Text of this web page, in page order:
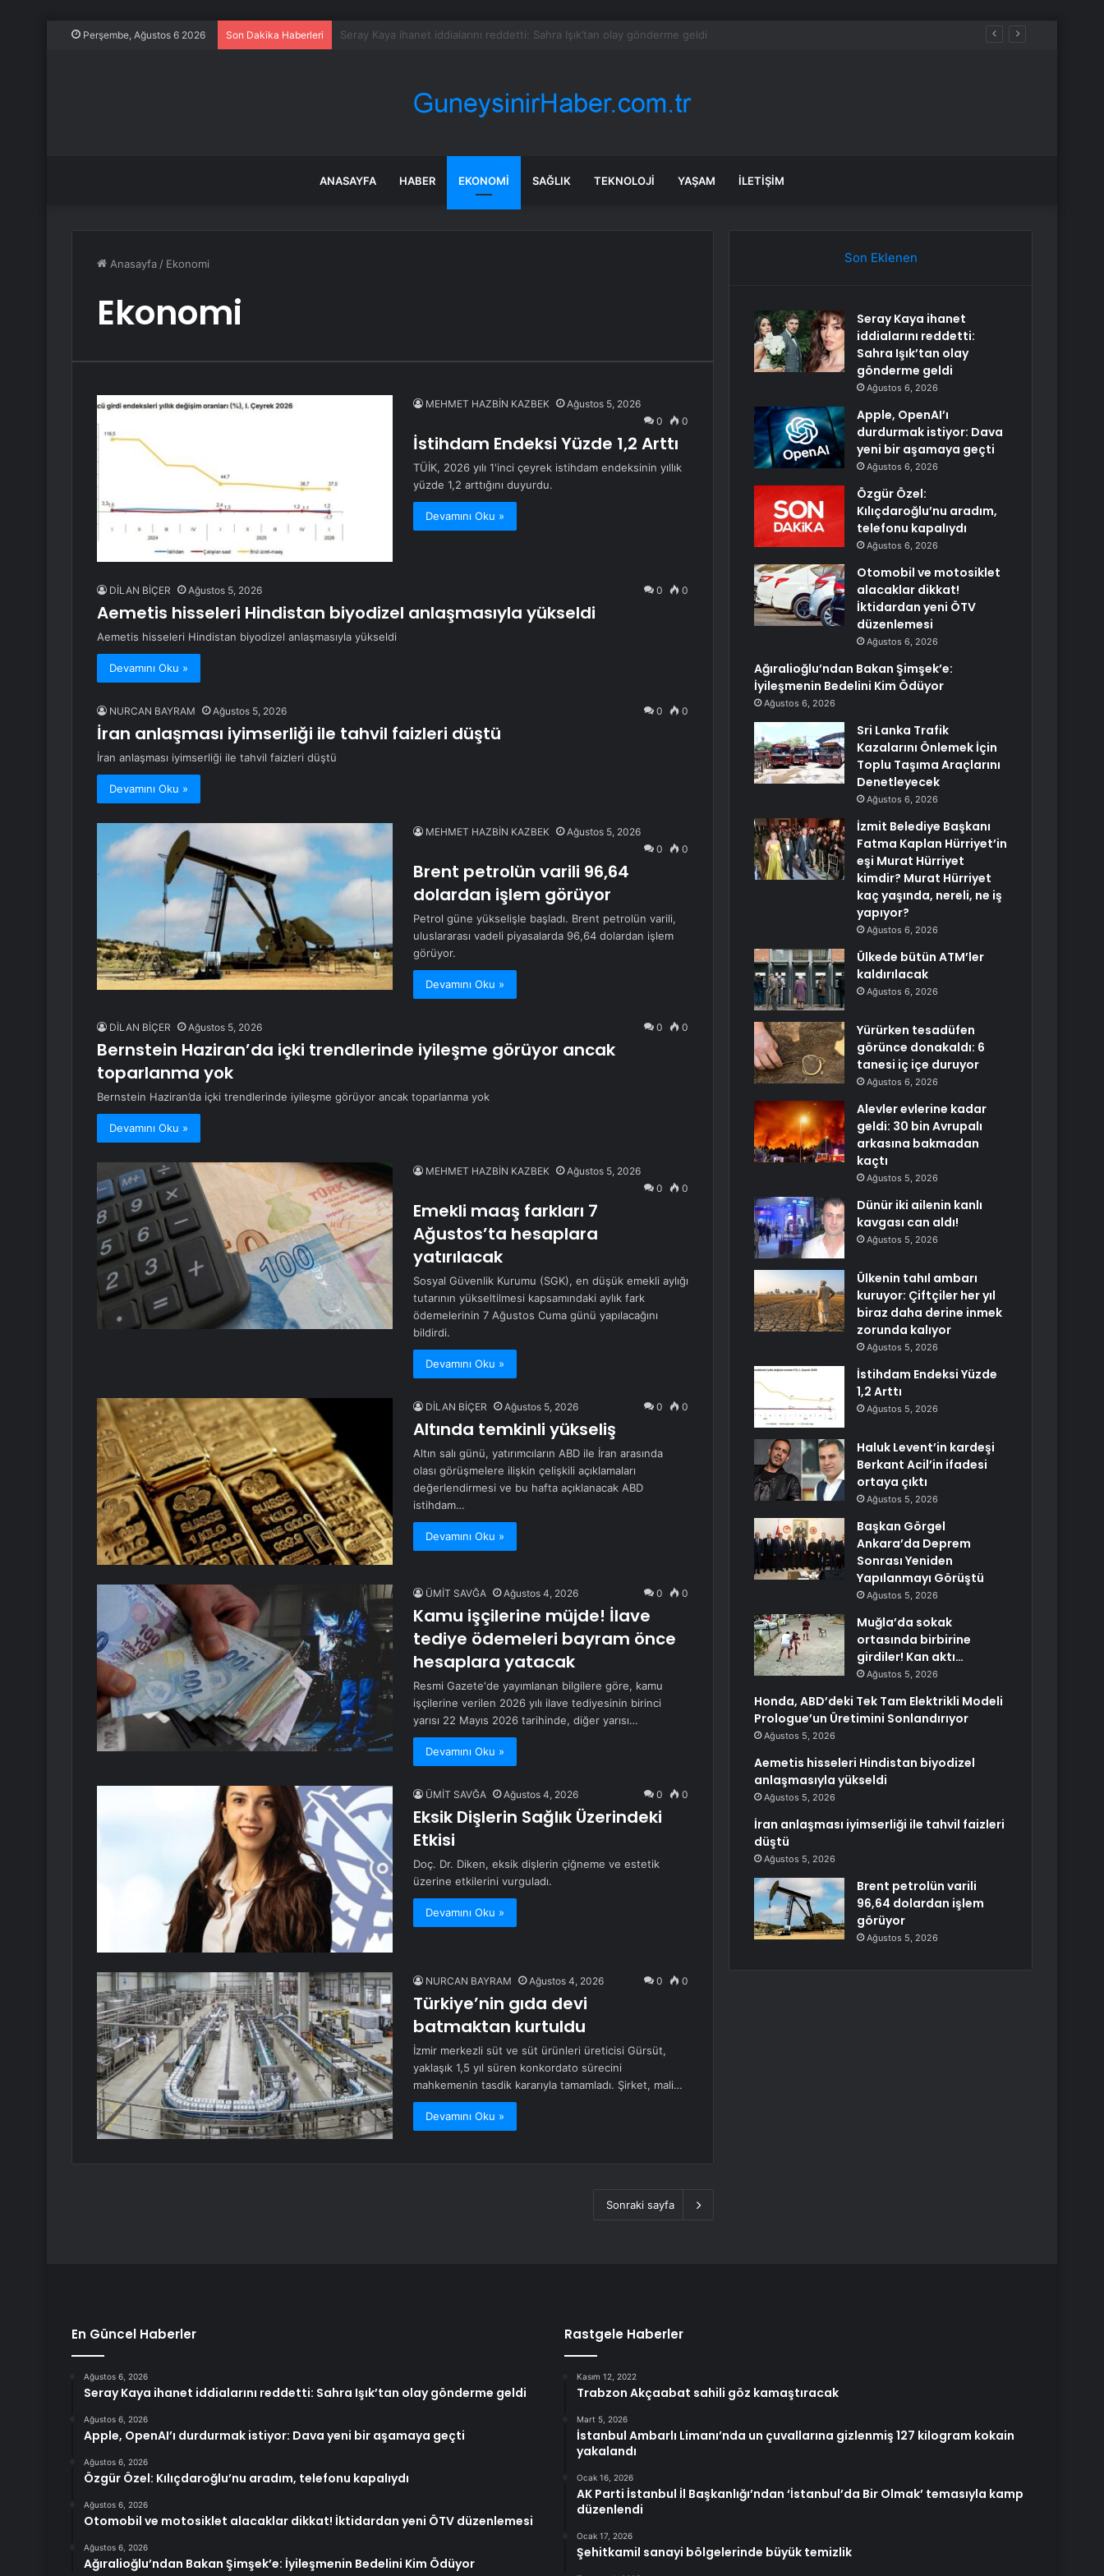
Perşembe, Ağustos 6 2026 Son Dakika Haberleri Apple, OpenAI’ı durdurmak istiyor: Dava yeni bir aşamaya geçti
ANASAYFA HABER EKONOMI SAĞLIK TEKNOLOJI YAŞAM İLETIŞIM
Anasayfa / Ekonomi
Ekonomi
MEHMET HAZBİN KAZBEK
Ağustos 5, 2026
0
0
İstihdam Endeksi Yüzde 1,2 Arttı
TÜİK, 2026 yılı 1'inci çeyrek istihdam endeksinin yıllık
yüzde 1,2 arttığını duyurdu.
Devamını Oku »
DİLAN BİÇER Ağustos 5, 2026 0 0
Aemetis hisseleri Hindistan biyodizel anlaşmasıyla yükseldi
Aemetis hisseleri Hindistan biyodizel anlaşmasıyla yükseldi
Devamını Oku »
NURCAN BAYRAM Ağustos 5, 2026 0 0
İran anlaşması iyimserliği ile tahvil faizleri düştü
İran anlaşması iyimserliği ile tahvil faizleri düştü
Devamını Oku »
MEHMET HAZBİN KAZBEK
Ağustos 5, 2026
0
0
Brent petrolün varili 96,64
dolardan işlem görüyor
Petrol güne yükselişle başladı. Brent petrolün varili,
uluslararası vadeli piyasalarda 96,64 dolardan işlem
görüyor.
Devamını Oku »
DİLAN BİÇER Ağustos 5, 2026 0 0
Bernstein Haziran’da içki trendlerinde iyileşme görüyor ancak
toparlanma yok
Bernstein Haziran’da içki trendlerinde iyileşme görüyor ancak toparlanma yok
Devamını Oku »
MEHMET HAZBİN KAZBEK
Ağustos 5, 2026
0
0
Emekli maaş farkları 7
Ağustos’ta hesaplara
yatırılacak
Sosyal Güvenlik Kurumu (SGK), en düşük emekli aylığı
tutarının yükseltilmesi kapsamındaki aylık fark
ödemelerinin 7 Ağustos Cuma günü yapılacağını
bildirdi.
Devamını Oku »
DİLAN BİÇER Ağustos 5, 2026 0 0
Altında temkinli yükseliş
Altın salı günü, yatırımcıların ABD ile İran arasında
olası görüşmelere ilişkin çelişkili açıklamaları
değerlendirmesi ve bu hafta açıklanacak ABD
istihdam…
Devamını Oku »
ÜMİT SAVĞA Ağustos 4, 2026 0 0
Kamu işçilerine müjde! İlave
tediye ödemeleri bayram önce
hesaplara yatacak
Resmi Gazete'de yayımlanan bilgilere göre, kamu
işçilerine verilen 2026 yılı ilave tediyesinin birinci
yarısı 22 Mayıs 2026 tarihinde, diğer yarısı…
Devamını Oku »
ÜMİT SAVĞA Ağustos 4, 2026 0 0
Eksik Dişlerin Sağlık Üzerindeki
Etkisi
Doç. Dr. Diken, eksik dişlerin çiğneme ve estetik
üzerine etkilerini vurguladı.
Devamını Oku »
NURCAN BAYRAM Ağustos 4, 2026 0 0
Türkiye’nin gıda devi
batmaktan kurtuldu
İzmir merkezli süt ve süt ürünleri üreticisi Gürsüt,
yaklaşık 1,5 yıl süren konkordato sürecini
mahkemenin tasdik kararıyla tamamladı. Şirket, mali…
Devamını Oku »
Sonraki sayfa
Son Eklenen
Seray Kaya ihanet
iddialarını reddetti:
Sahra Işık’tan olay
gönderme geldi
Ağustos 6, 2026
Apple, OpenAI’ı
durdurmak istiyor: Dava
yeni bir aşamaya geçti
Ağustos 6, 2026
Özgür Özel:
Kılıçdaroğlu’nu aradım,
telefonu kapalıydı
Ağustos 6, 2026
Otomobil ve motosiklet
alacaklar dikkat!
İktidardan yeni ÖTV
düzenlemesi
Ağustos 6, 2026
Ağıralioğlu’ndan Bakan Şimşek’e:
İyileşmenin Bedelini Kim Ödüyor
Ağustos 6, 2026
Sri Lanka Trafik
Kazalarını Önlemek İçin
Toplu Taşıma Araçlarını
Denetleyecek
Ağustos 6, 2026
İzmit Belediye Başkanı
Fatma Kaplan Hürriyet’in
eşi Murat Hürriyet
kimdir? Murat Hürriyet
kaç yaşında, nereli, ne iş
yapıyor?
Ağustos 6, 2026
Ülkede bütün ATM’ler
kaldırılacak
Ağustos 6, 2026
Yürürken tesadüfen
görünce donakaldı: 6
tanesi iç içe duruyor
Ağustos 6, 2026
Alevler evlerine kadar
geldi: 30 bin Avrupalı
arkasına bakmadan
kaçtı
Ağustos 5, 2026
Dünür iki ailenin kanlı
kavgası can aldı!
Ağustos 5, 2026
Ülkenin tahıl ambarı
kuruyor: Çiftçiler her yıl
biraz daha derine inmek
zorunda kalıyor
Ağustos 5, 2026
İstihdam Endeksi Yüzde
1,2 Arttı
Ağustos 5, 2026
Haluk Levent’in kardeşi
Berkant Acil’in ifadesi
ortaya çıktı
Ağustos 5, 2026
Başkan Görgel
Ankara’da Deprem
Sonrası Yeniden
Yapılanmayı Görüştü
Ağustos 5, 2026
Muğla’da sokak
ortasında birbirine
girdiler! Kan aktı…
Ağustos 5, 2026
Honda, ABD’deki Tek Tam Elektrikli Modeli
Prologue’un Üretimini Sonlandırıyor
Ağustos 5, 2026
Aemetis hisseleri Hindistan biyodizel
anlaşmasıyla yükseldi
Ağustos 5, 2026
İran anlaşması iyimserliği ile tahvil faizleri
düştü
Ağustos 5, 2026
Brent petrolün varili
96,64 dolardan işlem
görüyor
Ağustos 5, 2026
En Güncel Haberler
Ağustos 6, 2026
Seray Kaya ihanet iddialarını reddetti: Sahra Işık’tan olay gönderme geldi
Ağustos 6, 2026
Apple, OpenAI’ı durdurmak istiyor: Dava yeni bir aşamaya geçti
Ağustos 6, 2026
Özgür Özel: Kılıçdaroğlu’nu aradım, telefonu kapalıydı
Ağustos 6, 2026
Otomobil ve motosiklet alacaklar dikkat! İktidardan yeni ÖTV düzenlemesi
Ağustos 6, 2026
Ağıralioğlu’ndan Bakan Şimşek’e: İyileşmenin Bedelini Kim Ödüyor
Rastgele Haberler
Kasım 12, 2022
Trabzon Akçaabat sahili göz kamaştıracak
Mart 5, 2026
İstanbul Ambarlı Limanı’nda un çuvallarına gizlenmiş 127 kilogram kokain
yakalandı
Ocak 16, 2026
AK Parti İstanbul İl Başkanlığı’ndan ‘İstanbul’da Bir Olmak’ temasıyla kamp
düzenlendi
Ocak 17, 2026
Şehitkamil sanayi bölgelerinde büyük temizlik